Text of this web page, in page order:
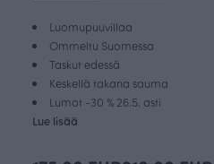
Luomupuuvillaa
Ommeltu Suomessa
Taskut edessä
Keskellä takana sauma
Lumot -30 % 26.5. asti
Lue lisää